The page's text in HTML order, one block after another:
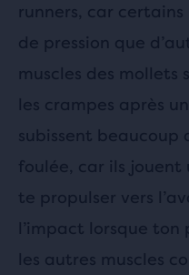
runners, car
de pression que
muscles des mollets
les crampes après
subissent beaucoup
foulée, car ils jouent
te propulser vers
l’impact lorsque
les autres muscles